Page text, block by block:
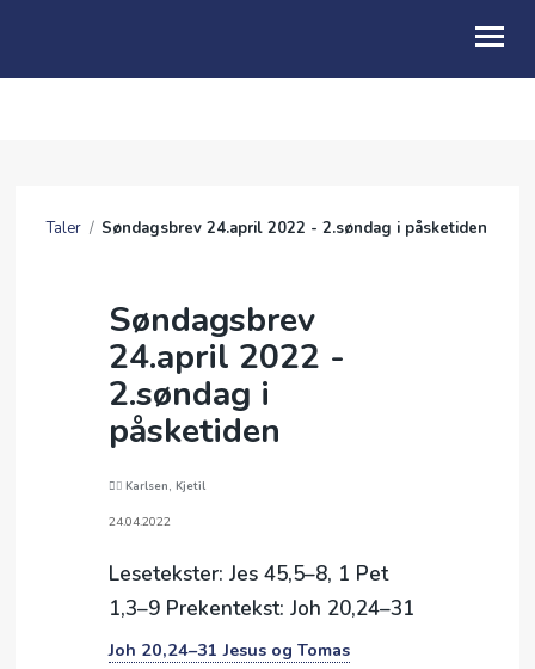
TALER
Taler / Søndagsbrev 24.april 2022 - 2.søndag i påsketiden
Søndagsbrev
24.april 2022 -
2.søndag i
påsketiden
Karlsen, Kjetil
24.04.2022
Lesetekster: Jes 45,5–8, 1 Pet
1,3–9 Prekentekst: Joh 20,24–31
Joh 20,24–31 Jesus og Tomas